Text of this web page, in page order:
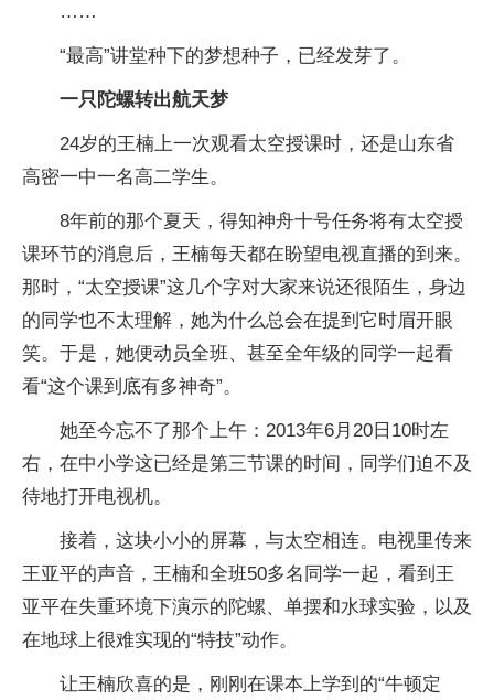
……
“最高”讲堂种下的梦想种子，已经发芽了。
一只陀螺转出航天梦
24岁的王楠上一次观看太空授课时，还是山东省
高密一中一名高二学生。
8年前的那个夏天，得知神舟十号任务将有太空授
课环节的消息后，王楠每天都在盼望电视直播的到来。
那时，“太空授课”这几个字对大家来说还很陌生，身边
的同学也不太理解，她为什么总会在提到它时眉开眼
笑。于是，她便动员全班、甚至全年级的同学一起看
看“这个课到底有多神奇”。
她至今忘不了那个上午：2013年6月20日10时左
右，在中小学这已经是第三节课的时间，同学们迫不及
待地打开电视机。
接着，这块小小的屏幕，与太空相连。电视里传来
王亚平的声音，王楠和全班50多名同学一起，看到王
亚平在失重环境下演示的陀螺、单摆和水球实验，以及
在地球上很难实现的“特技”动作。
让王楠欣喜的是，刚刚在课本上学到的“牛顿定